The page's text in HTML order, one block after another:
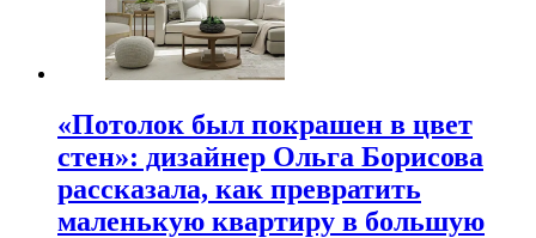
«Потолок был покрашен в цвет
стен»: дизайнер Ольга Борисова
рассказала, как превратить
маленькую квартиру в большую